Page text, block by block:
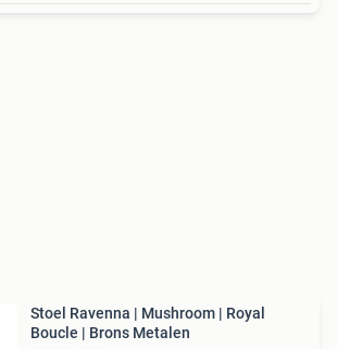
Stoel Ravenna | Mushroom | Royal
Boucle | Brons Metalen